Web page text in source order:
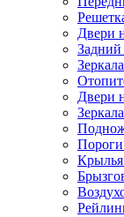
Двери
Двери